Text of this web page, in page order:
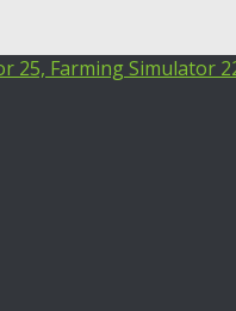
Farming Simulator